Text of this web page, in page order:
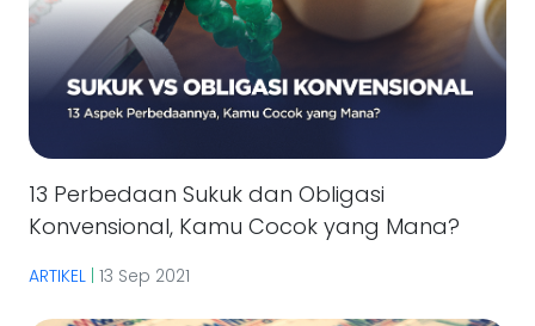
13 Perbedaan Sukuk dan Obligasi
Konvensional, Kamu Cocok yang Mana?
ARTIKEL 13 Sep 2021